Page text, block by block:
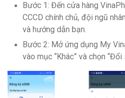
Bước 1: Đến cửa hàng
CCCD chính chủ, đội ngũ
và hướng dẫn bạn.
Bước 2: Mở ứng dụng My
vào mục “Khác” và chọn “Đổi